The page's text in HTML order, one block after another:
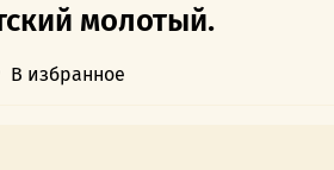
молотый.
В избранное